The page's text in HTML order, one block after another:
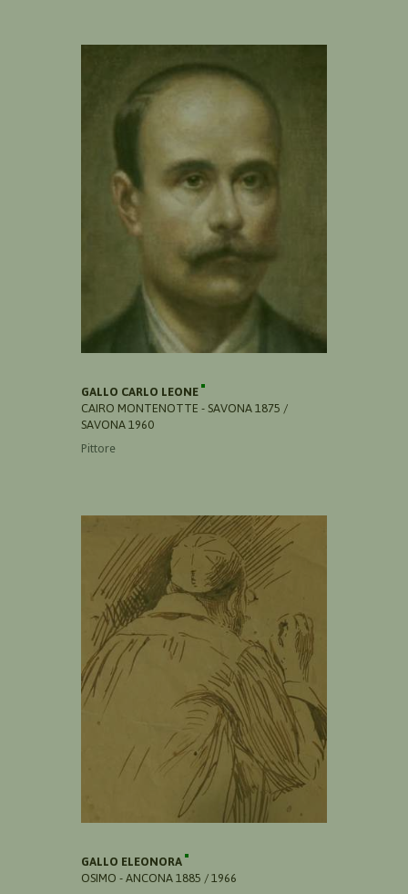
GALLO CARLO LEONE
CAIRO MONTENOTTE - SAVONA 1875 /
SAVONA 1960
Pittore
GALLO ELEONORA
OSIMO - ANCONA 1885 / 1966